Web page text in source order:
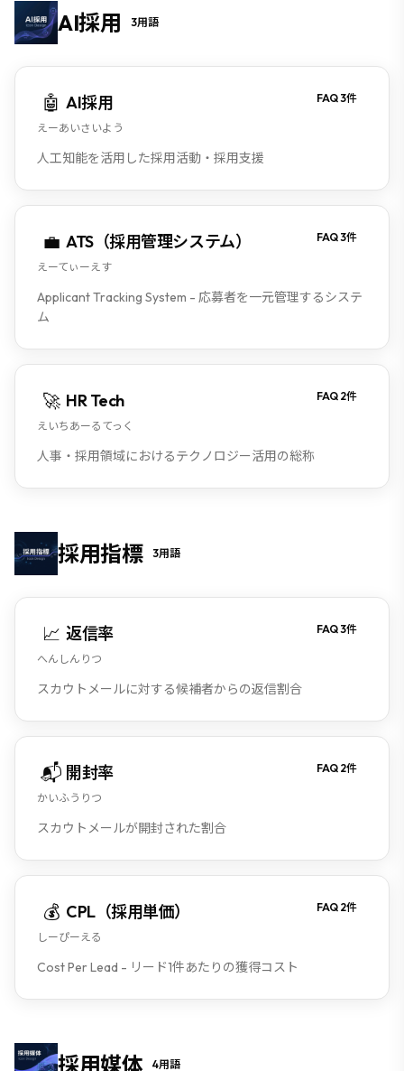
AI採用 3用語
🤖 AI採用
えーあいさいよう
FAQ3件
人工知能を活用した採用活動・採用支援
💼 ATS（採用管理システム）
えーてぃーえす
FAQ3件
Applicant Tracking System - 応募者を一元管理するシステ
ム
🚀 HR Tech
えいちあーるてっく
FAQ 2件
人事・採用領域におけるテクノロジー活用の総称
採用指標 3用語
📈 返信率
へんしんりつ
FAQ3件
スカウトメールに対する候補者からの返信割合
📬 開封率
かいふうりつ
FAQ 2件
スカウトメールが開封された割合
💰 CPL（採用単価）
しーぴーえる
FAQ 2件
Cost Per Lead - リード1件あたりの獲得コスト
採用媒体 4用語